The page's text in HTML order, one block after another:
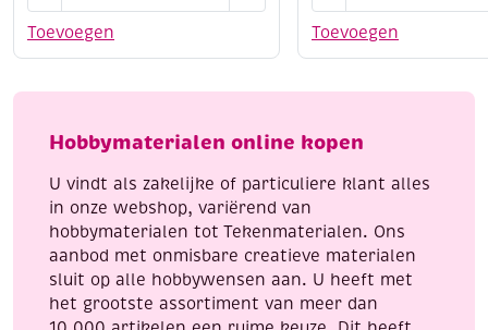
Toevoegen
voor
Toevoegen
to
kleurplaten
konijntjes,
penseel
8
napjes
verf,
aantal
Hobbymaterialen online kopen
U vindt als zakelijke of particuliere klant alles
in onze webshop, variërend van
hobbymaterialen tot Tekenmaterialen. Ons
aanbod met onmisbare creatieve materialen
sluit op alle hobbywensen aan. U heeft met
het grootste assortiment van meer dan